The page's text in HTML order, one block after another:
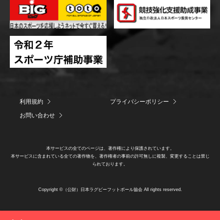
利用規約
プライバシーポリシー
お問い合わせ
本サービスの全てのページは、著作権により保護されています。
本サービスに含まれている全ての著作物を、著作権者の事前の許可無しに複製、変更することは禁じ
られております。
Copyright ©（公財）日本ラグビーフットボール協会 All rights reserved.